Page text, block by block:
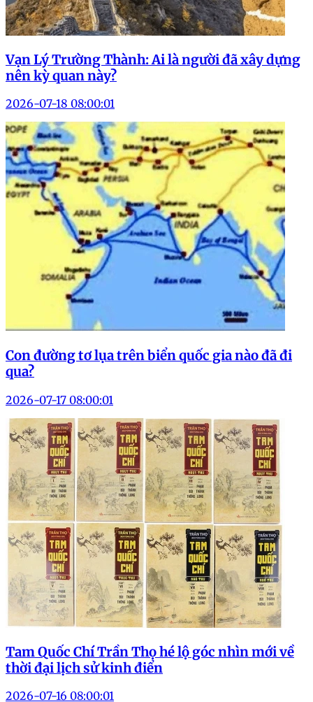
Vạn Lý Trường Thành: Ai là người đã xây dựng
nên kỳ quan này?
2026-07-18 08:00:01
Con đường tơ lụa trên biển quốc gia nào đã đi
qua?
2026-07-17 08:00:01
Tam Quốc Chí Trần Thọ hé lộ góc nhìn mới về
thời đại lịch sử kinh điển
2026-07-16 08:00:01